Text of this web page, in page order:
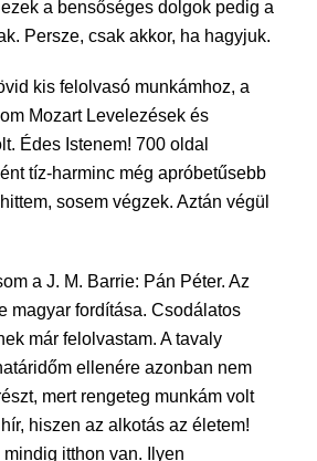
a bensőséges dolgok pedig a
Persze, csak akkor, ha hagyjuk.
kis felolvasó munkámhoz, a
Mozart Levelezések és
Édes Istenem! 700 oldal
tíz-harminc még apróbetűsebb
sosem végzek. Aztán végül
a J. M. Barrie: Pán Péter. Az
magyar fordítása. Csodálatos
már felolvastam. A tavaly
ellenére azonban nem
mert rengeteg munkám volt
hiszen az alkotás az életem!
itthon van. Ilyen